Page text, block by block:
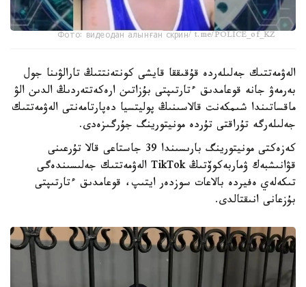
Фото: видеодан алынған скрин/ t.me/POLICE_of_KZ
الەۋمەتتىك جەلىلەردە قۇقىققا قايشى كونتەنتتىڭ تارالۋىنا جول
بەرمەۋ جانە قوعامدىق ءتارتىپتى بۇزاتىن ارەكەتتەردىڭ الدىن الۋ
ماقساتىندا شىمكەنت قالاسىنىڭ پوليتسيا دەپارتامەنتى الەۋمەتتىك
جەلىلەرگە تۇراقتى تۇردە مونيتورينگ جۇرگىزەدى.
كەزەكتى مونيتورينگ بارىسىندا 39 جاستاعى قالا تۇرعىنى
قۋانىشبەك ۋماربەكوۆتىڭ TikTok الەۋمەتتىك جەلىسىندەگى
تىكەلەي ەفيردە بالاعات سوزدەر ايتىپ، قوعامدىق ءتارتىپتى
بۇزعانى انىقتالدى.